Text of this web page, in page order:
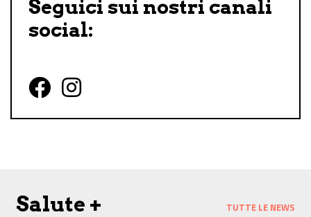
Seguici sui nostri canali
social:
Follow us on Facebook
Follow us on Instagram
Salute + TUTTE LE NEWS